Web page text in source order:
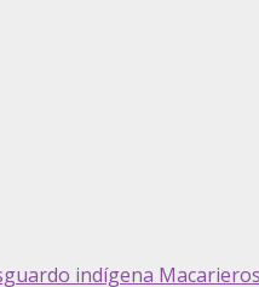
indígena